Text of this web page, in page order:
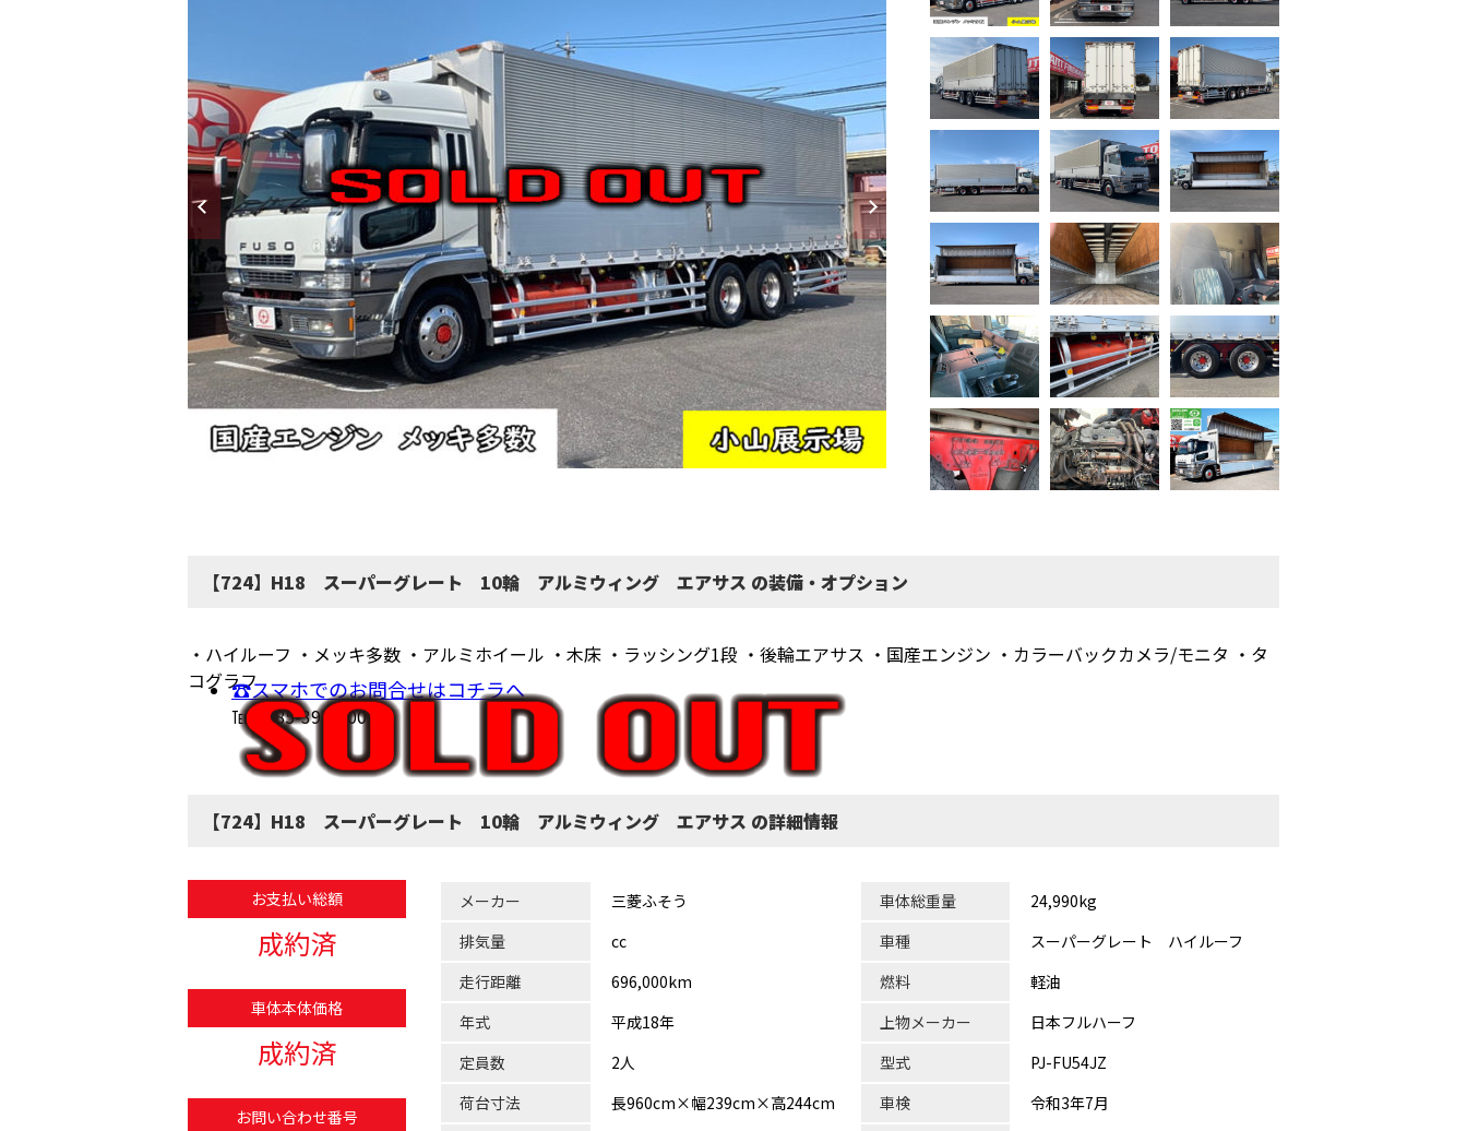
【724】H18 スーパーグレート 10輪 アルミウィング エアサス の装備・オプション
・ハイルーフ ・メッキ多数 ・アルミホイール ・木床 ・ラッシング1段 ・後輪エアサス ・国産エンジン ・カラーバックカメラ/モニタ ・タ
コグラフ☎スマホでのお問合せはコチラへ
℡(0285-39-7200)
【724】H18 スーパーグレート 10輪 アルミウィング エアサス の詳細情報
お支払い総額
成約済
車体本体価格
成約済
お問い合わせ番号
メーカー 三菱ふそう 車体総重量
24,990kg
排気量
cc 車種
スーパーグレート ハイルーフ
走行距離
696,000km 燃料
軽油
年式
平成18年 上物メーカー
日本フルハーフ
定員数
2人 型式
PJ-FU54JZ
荷台寸法
長960cm×幅239cm×高244cm 車検
令和3年7月